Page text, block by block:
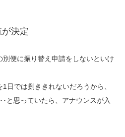
決定
便に振り替え申請をしないといけ
日では捌ききれないだろうから、
と思っていたら、アナウンスが入